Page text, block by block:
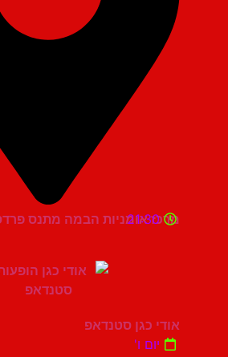
מרכז אומניות הבמה מתנס פרדס חנה
21:30
אודי כגן סטנדאפ
יום ו'